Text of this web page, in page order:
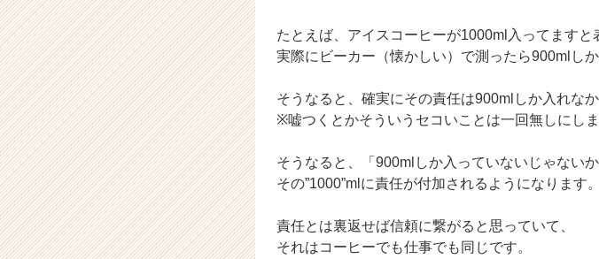
たとえば、アイスコーヒーが1000ml入ってますと
実際にビーカー（懐かしい）で測ったら900mlし
そうなると、確実にその責任は900mlしか入れな
※嘘つくとかそういうセコいことは一回無しにしま
そうなると、「900mlしか入っていないじゃない
その”1000”mlに責任が付加されるようになります。
責任とは裏返せば信頼に繋がると思っていて、
それはコーヒーでも仕事でも同じです。